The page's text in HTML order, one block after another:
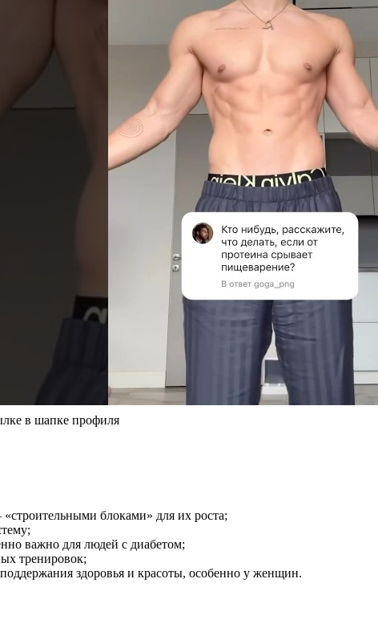
в шапке профиля
блоками» для их роста;
важно для людей с диабетом;
тренировок;
здоровья и красоты, особенно у женщин.